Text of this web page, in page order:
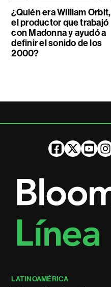
¿Quién era William Orbit,
el productor que trabajó
con Madonna y ayudó a
definir el sonido de los
2000?
LATINOAMÉRICA